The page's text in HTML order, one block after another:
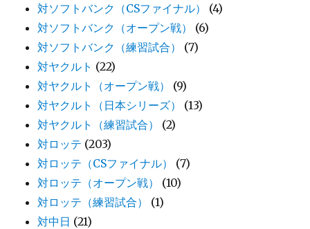
対ソフトバンク（CSファイナル）
(4)
対ソフトバンク（オープン戦）
(6)
対ソフトバンク（練習試合）
(7)
対ヤクルト (22)
対ヤクルト（オープン戦）
(9)
対ヤクルト（日本シリーズ）
(13)
対ヤクルト（練習試合）
(2)
対ロッテ (203)
対ロッテ（CSファイナル）
(7)
対ロッテ（オープン戦）
(10)
対ロッテ（練習試合）
(1)
対中日 (21)